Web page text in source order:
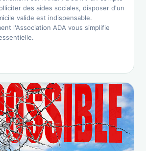
des aides sociales, disposer d'un
valide est indispensable.
l'Association ADA vous simplifie